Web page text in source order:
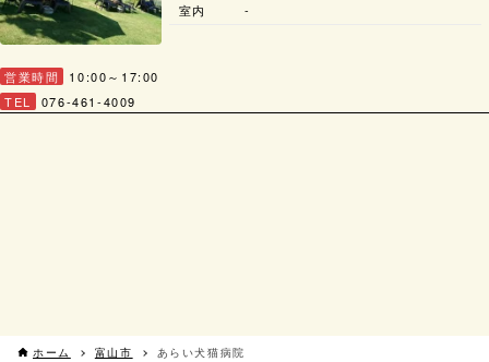
営業時間
10:00～17:00
TEL
076-461-4009
室内
-
ホーム 富山市 あらい犬猫病院